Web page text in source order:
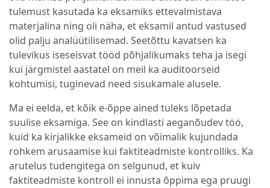
tulemust kasutada ka eksamiks ettevalmistava
materjalina ning oli näha, et eksamil antud vastused
olid palju analüütilisemad. Seetõttu kavatsen ka
tulevikus iseseisvat tööd põhjalikumaks teha ja isegi
kui järgmistel aastatel on meil ka auditoorseid
kohtumisi, tuginevad need sisukamale alusele.
Ma ei eelda, et kõik e-õppe ained tuleks lõpetada
suulise eksamiga. See on kindlasti aeganõudev töö,
kuid ka kirjalikke eksameid on võimalik kujundada
rohkem arusaamise kui faktiteadmiste kontrolliks. Ka
arutelus tudengitega on selgunud, et kuiv
faktiteadmiste kontroll ei innusta õppima ega pruugi